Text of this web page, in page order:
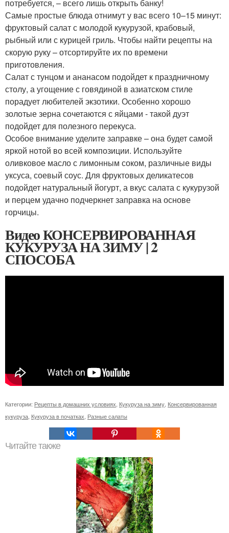
потребуется, – всего лишь открыть банку!
Самые простые блюда отнимут у вас всего 10–15 минут:
фруктовый салат с молодой кукурузой, крабовый,
рыбный или с курицей гриль. Чтобы найти рецепты на
скорую руку – отсортируйте их по времени
приготовления.
Салат с тунцом и ананасом подойдет к праздничному
столу, а угощение с говядиной в азиатском стиле
порадует любителей экзотики. Особенно хорошо
золотые зерна сочетаются с яйцами - такой дуэт
подойдет для полезного перекуса.
Особое внимание уделите заправке – она будет самой
яркой нотой во всей композиции. Используйте
оливковое масло с лимонным соком, различные виды
уксуса, соевый соус. Для фруктовых деликатесов
подойдет натуральный йогурт, а вкус салата с кукурузой
и перцем удачно подчеркнет заправка на основе
горчицы.
Видео КОНСЕРВИРОВАННАЯ
КУКУРУЗА НА ЗИМУ | 2
СПОСОБА
Категории: Рецепты в домашних условиях Кукуруза на зиму Консервированная
кукуруза Кукуруза в початках Разные салаты
Читайте также